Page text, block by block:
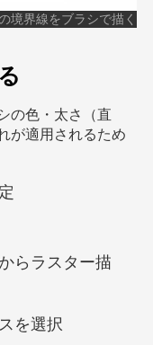
境界線をブラシで描く
の色・太さ（直
が適用されるため
らラスター描
を選択